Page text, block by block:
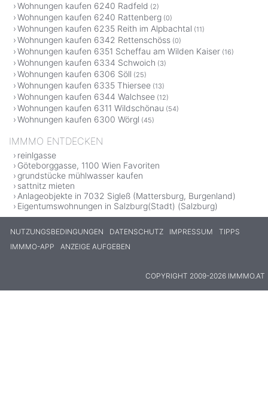
Wohnungen kaufen 6240 Radfeld (2)
Wohnungen kaufen 6240 Rattenberg (0)
Wohnungen kaufen 6235 Reith im Alpbachtal (11)
Wohnungen kaufen 6342 Rettenschöss (0)
Wohnungen kaufen 6351 Scheffau am Wilden Kaiser (16)
Wohnungen kaufen 6334 Schwoich (3)
Wohnungen kaufen 6306 Söll (25)
Wohnungen kaufen 6335 Thiersee (13)
Wohnungen kaufen 6344 Walchsee (12)
Wohnungen kaufen 6311 Wildschönau (54)
Wohnungen kaufen 6300 Wörgl (45)
IMMMO ENTDECKEN
reinlgasse
Göteborggasse, 1100 Wien Favoriten
grundstücke mühlwasser kaufen
sattnitz mieten
Anlageobjekte in 7032 Sigleß (Mattersburg, Burgenland)
Eigentumswohnungen in Salzburg(Stadt) (Salzburg)
NUTZUNGSBEDINGUNGEN DATENSCHUTZ IMPRESSUM
TIPPS
IMMMO-APP
ANZEIGE AUFGEBEN
COPYRIGHT 2009-2026 IMMMO.AT